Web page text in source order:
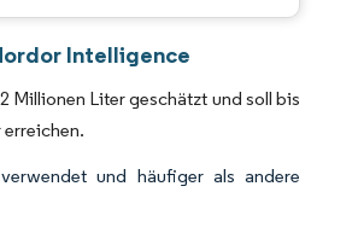
Intelligence
Millionen Liter geschätzt und soll bis
und häufiger als andere